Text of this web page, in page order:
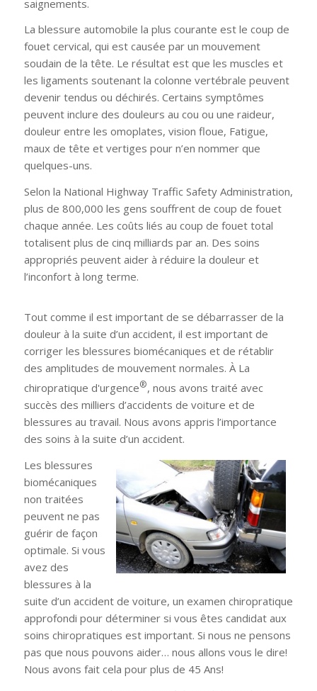
saignements.
La blessure automobile la plus courante est le coup de
fouet cervical, qui est causée par un mouvement
soudain de la tête. Le résultat est que les muscles et
les ligaments soutenant la colonne vertébrale peuvent
devenir tendus ou déchirés. Certains symptômes
peuvent inclure des douleurs au cou ou une raideur,
douleur entre les omoplates, vision floue, Fatigue,
maux de tête et vertiges pour n’en nommer que
quelques-uns.
Selon la National Highway Traffic Safety Administration,
plus de 800,000 les gens souffrent de coup de fouet
chaque année. Les coûts liés au coup de fouet total
totalisent plus de cinq milliards par an. Des soins
appropriés peuvent aider à réduire la douleur et
l’inconfort à long terme.
Tout comme il est important de se débarrasser de la
douleur à la suite d’un accident, il est important de
corriger les blessures biomécaniques et de rétablir
des amplitudes de mouvement normales. À La
chiropratique d'urgence®, nous avons traité avec
succès des milliers d’accidents de voiture et de
blessures au travail. Nous avons appris l’importance
des soins à la suite d’un accident.
Les blessures
biomécaniques
non traitées
peuvent ne pas
guérir de façon
optimale. Si vous
avez des
blessures à la
suite d’un accident de voiture, un examen chiropratique
approfondi pour déterminer si vous êtes candidat aux
soins chiropratiques est important. Si nous ne pensons
pas que nous pouvons aider… nous allons vous le dire!
Nous avons fait cela pour plus de 45 Ans!